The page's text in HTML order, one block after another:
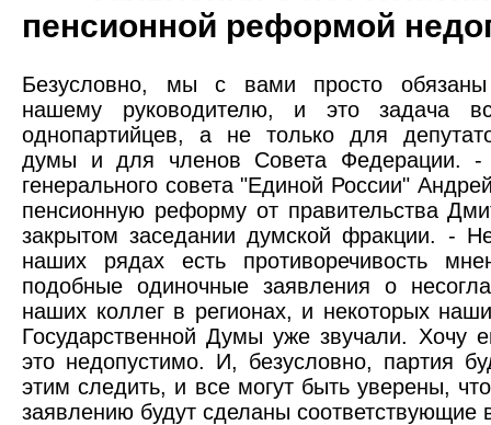
пенсионной реформой
Безусловно, мы с вами просто обязаны
нашему руководителю, и это задача
однопартийцев, а не только для
думы и для членов Совета Федерации.
генерального совета "Единой России"
пенсионную реформу от правительства
закрытом заседании думской фракции. -
наших рядах есть противоречивость
подобные одиночные заявления о
наших коллег в регионах, и некоторых
Государственной Думы уже звучали. Хочу
это недопустимо. И, безусловно, партия
этим следить, и все могут быть уверены,
заявлению будут сделаны соответствующие